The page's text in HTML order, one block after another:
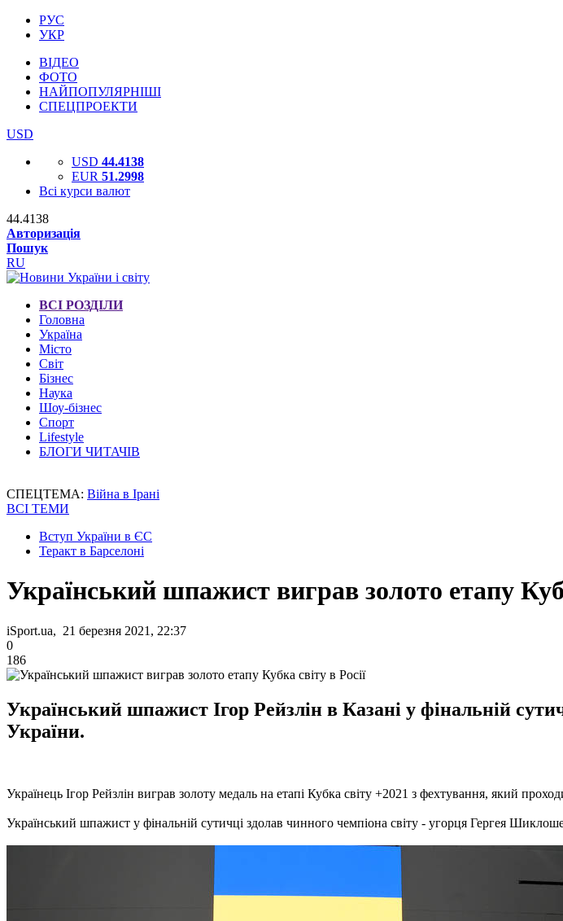
РУС
УКР
ВІДЕО
ФОТО
НАЙПОПУЛЯРНІШІ
СПЕЦПРОЕКТИ
USD
USD 44.4138
EUR 51.2998
Всі курси валют
44.4138
Авторизація
Пошук
RU
ВСІ РОЗДІЛИ
Головна
Україна
Місто
Світ
Бізнес
Наука
Шоу-бізнес
Спорт
Lifestyle
БЛОГИ ЧИТАЧІВ
СПЕЦТЕМА: Війна в Ірані
ВСІ ТЕМИ
Вступ України в ЄС
Теракт в Барселоні
Український шпажист виграв золото етапу
iSport.ua, 21 березня 2021, 22:37
0
186
Український шпажист Ігор Рейзлін в Казані у фінальній
України.
Українець Ігор Рейзлін виграв золоту медаль на етапі Кубка світу +2021 з фехтування, який
Український шпажист у фінальній сутичці здолав чинного чемпіона світу - угорця Гергея